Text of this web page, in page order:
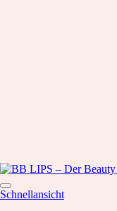
Schnellansicht